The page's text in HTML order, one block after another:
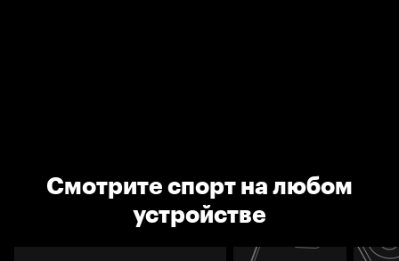
Смотрите спорт на любом
устройстве